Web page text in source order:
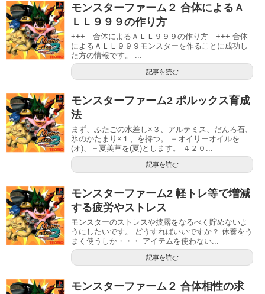
モンスターファーム２ 合体によるＡ
ＬＬ９９９の作り方
+++ 合体によるＡＬＬ９９９の作り方 +++ 合体
によるＡＬＬ９９９モンスターを作ることに成功し
た方の情報です。 ...
記事を読む
モンスターファーム2 ポルックス育成
法
まず、ふたごの水差し×３、アルテミス、だんろ石、
氷のかたまり×１、を持つ。 ＋オイリーオイルを
(オ)、＋夏美草を(夏)とします。 ４２０...
記事を読む
モンスターファーム2 軽トレ等で増減
する疲労やストレス
モンスターのストレスや披露をなるべく貯めないよ
うにしたいです。 どうすればいいですか？ 休養をう
まく使うしか・・・ アイテムを使わない...
記事を読む
モンスターファーム２ 合体相性の求